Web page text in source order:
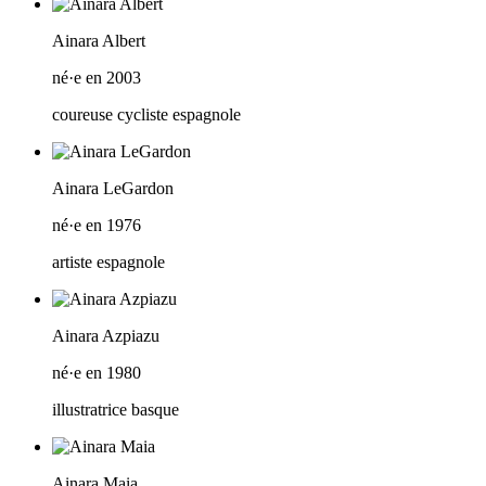
Ainara Albert
né·e en 2003
coureuse cycliste espagnole
Ainara LeGardon
né·e en 1976
artiste espagnole
Ainara Azpiazu
né·e en 1980
illustratrice basque